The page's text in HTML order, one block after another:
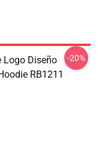
Logo Diseño
RB1211
-20%